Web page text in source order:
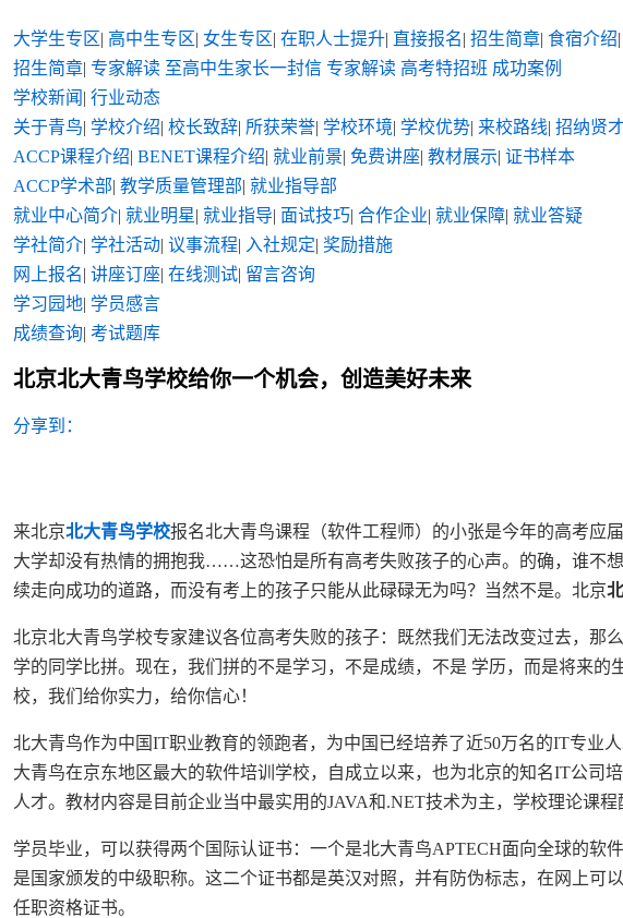
大学生专区| 高中生专区| 女生专区| 在职人士提升| 直接报名| 招生简章| 食宿介绍|
招生简章| 专家解读 至高中生家长一封信 专家解读 高考特招班 成功案例
学校新闻 | 行业动态
关于青鸟| 学校介绍| 校长致辞| 所获荣誉| 学校环境| 学校优势| 来校路线| 招纳贤才
ACCP课程介绍| BENET课程介绍| 就业前景| 免费讲座| 教材展示| 证书样本
ACCP学术部| 教学质量管理部| 就业指导部
就业中心简介| 就业明星| 就业指导| 面试技巧| 合作企业| 就业保障| 就业答疑
学社简介| 学社活动| 议事流程| 入社规定| 奖励措施
网上报名| 讲座订座| 在线测试| 留言咨询
学习园地| 学员感言
成绩查询| 考试题库
北京北大青鸟学校给你一个机会，创造美好未来
分享到：
来北京北大青鸟学校报名北大青鸟课程（软件工程师）的小张是今年的高考应
大学却没有热情的拥抱我……这恐怕是所有高考失败孩子的心声。的确，谁不
续走向成功的道路，而没有考上的孩子只能从此碌碌无为吗？当然不是。北京
北京北大青鸟学校专家建议各位高考失败的孩子：既然我们无法改变过去，
学的同学比拼。现在，我们拼的不是学习，不是成绩，不是 学历，而是将来
校，我们给你实力，给你信心！
北大青鸟作为中国IT职业教育的领跑者，为中国已经培养了近50万名的IT专业
大青鸟在京东地区最大的软件培训学校，自成立以来，也为北京的知名IT公司
人才。教材内容是目前企业当中最实用的JAVA和.NET技术为主，学校理论课
学员毕业，可以获得两个国际认证书：一个是北大青鸟APTECH面向全球的
是国家颁发的中级职称。这二个证书都是英汉对照，并有防伪标志，在网上
任职资格证书。